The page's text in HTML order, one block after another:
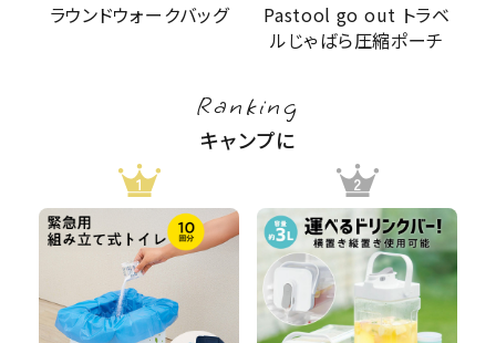
ラウンドウォークバッグ
Pastool go out トラベ
ルじゃばら圧縮ポーチ
Ranking
キャンプに